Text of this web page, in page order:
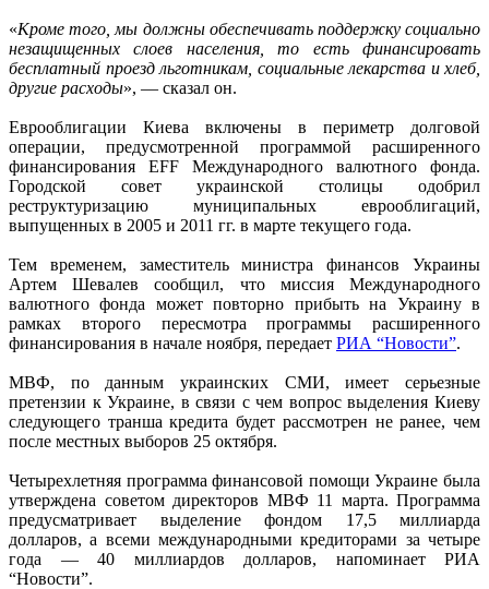
«Кроме того, мы должны обеспечивать поддержку социально
незащищенных слоев населения, то есть финансировать
бесплатный проезд льготникам, социальные лекарства и хлеб,
другие расходы», — сказал он.
Еврооблигации Киева включены в периметр долговой
операции, предусмотренной программой расширенного
финансирования EFF Международного валютного фонда.
Городской совет украинской столицы одобрил
реструктуризацию муниципальных еврооблигаций,
выпущенных в 2005 и 2011 гг. в марте текущего года.
Тем временем, заместитель министра финансов Украины
Артем Шевалев сообщил, что миссия Международного
валютного фонда может повторно прибыть на Украину в
рамках второго пересмотра программы расширенного
финансирования в начале ноября, передает РИА “Новости”.
МВФ, по данным украинских СМИ, имеет серьезные
претензии к Украине, в связи с чем вопрос выделения Киеву
следующего транша кредита будет рассмотрен не ранее, чем
после местных выборов 25 октября.
Четырехлетняя программа финансовой помощи Украине была
утверждена советом директоров МВФ 11 марта. Программа
предусматривает выделение фондом 17,5 миллиарда
долларов, а всеми международными кредиторами за четыре
года — 40 миллиардов долларов, напоминает РИА
“Новости”.